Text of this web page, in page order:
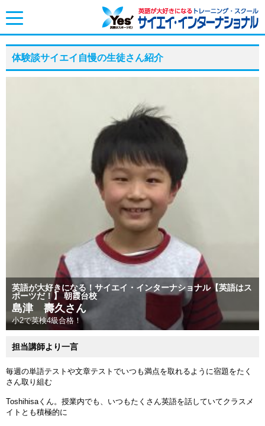
toggle
体験談サイエイ自慢の生徒さん紹介
英語が大好きになる！サイエイ・インターナショナル【英語はス
ポーツだ！】 朝霞台校
島津 壽久さん
小2で英検4級合格！
担当講師より一言
毎週の単語テストや文章テストでいつも満点を取れるように宿題をたく
さん取り組む
Toshihisaくん。授業内でも、いつもたくさん英語を話していてクラスメ
イトとも積極的に